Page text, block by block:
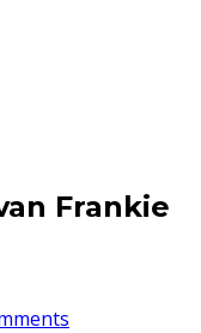
Frankie